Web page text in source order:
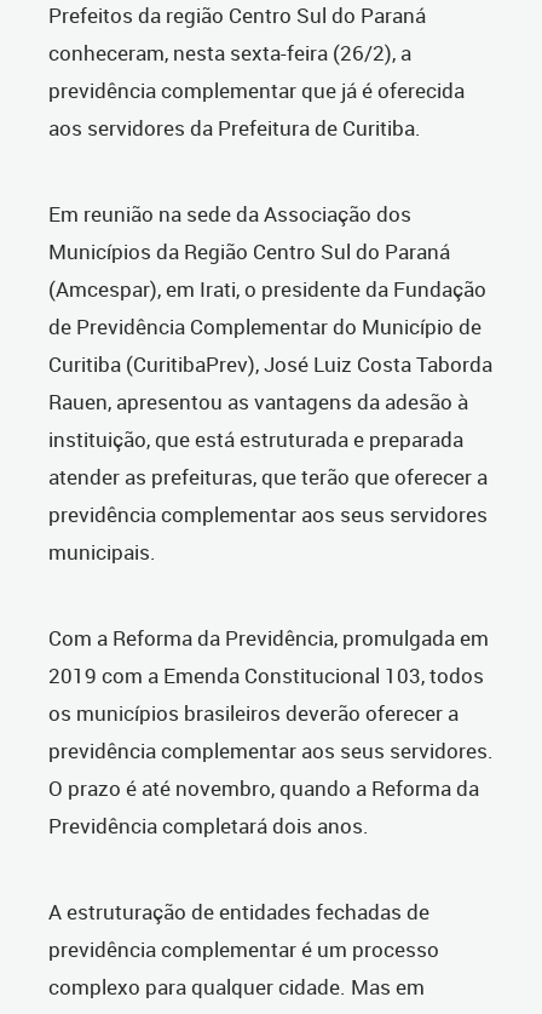
Prefeitos da região Centro Sul do Paraná
conheceram, nesta sexta-feira (26/2), a
previdência complementar que já é oferecida
aos servidores da Prefeitura de Curitiba.
Em reunião na sede da Associação dos
Municípios da Região Centro Sul do Paraná
(Amcespar), em Irati, o presidente da Fundação
de Previdência Complementar do Município de
Curitiba (CuritibaPrev), José Luiz Costa Taborda
Rauen, apresentou as vantagens da adesão à
instituição, que está estruturada e preparada
atender as prefeituras, que terão que oferecer a
previdência complementar aos seus servidores
municipais.
Com a Reforma da Previdência, promulgada em
2019 com a Emenda Constitucional 103, todos
os municípios brasileiros deverão oferecer a
previdência complementar aos seus servidores.
O prazo é até novembro, quando a Reforma da
Previdência completará dois anos.
A estruturação de entidades fechadas de
previdência complementar é um processo
complexo para qualquer cidade. Mas em